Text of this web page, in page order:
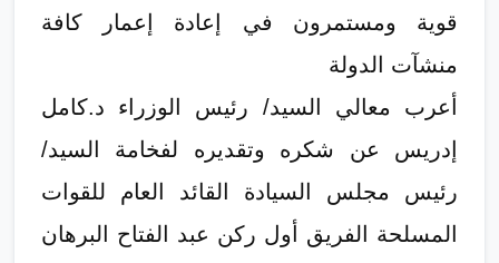
قوية ومستمرون في إعادة إعمار كافة
منشآت الدولة
أعرب معالي السيد/ رئيس الوزراء د.كامل
إدريس عن شكره وتقديره لفخامة السيد/
رئيس مجلس السيادة القائد العام للقوات
المسلحة الفريق أول ركن عبد الفتاح البرهان